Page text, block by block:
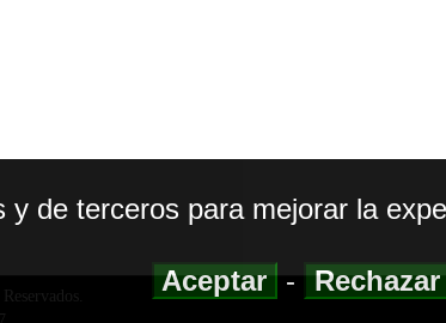
y de terceros para mejorar la
Aceptar-